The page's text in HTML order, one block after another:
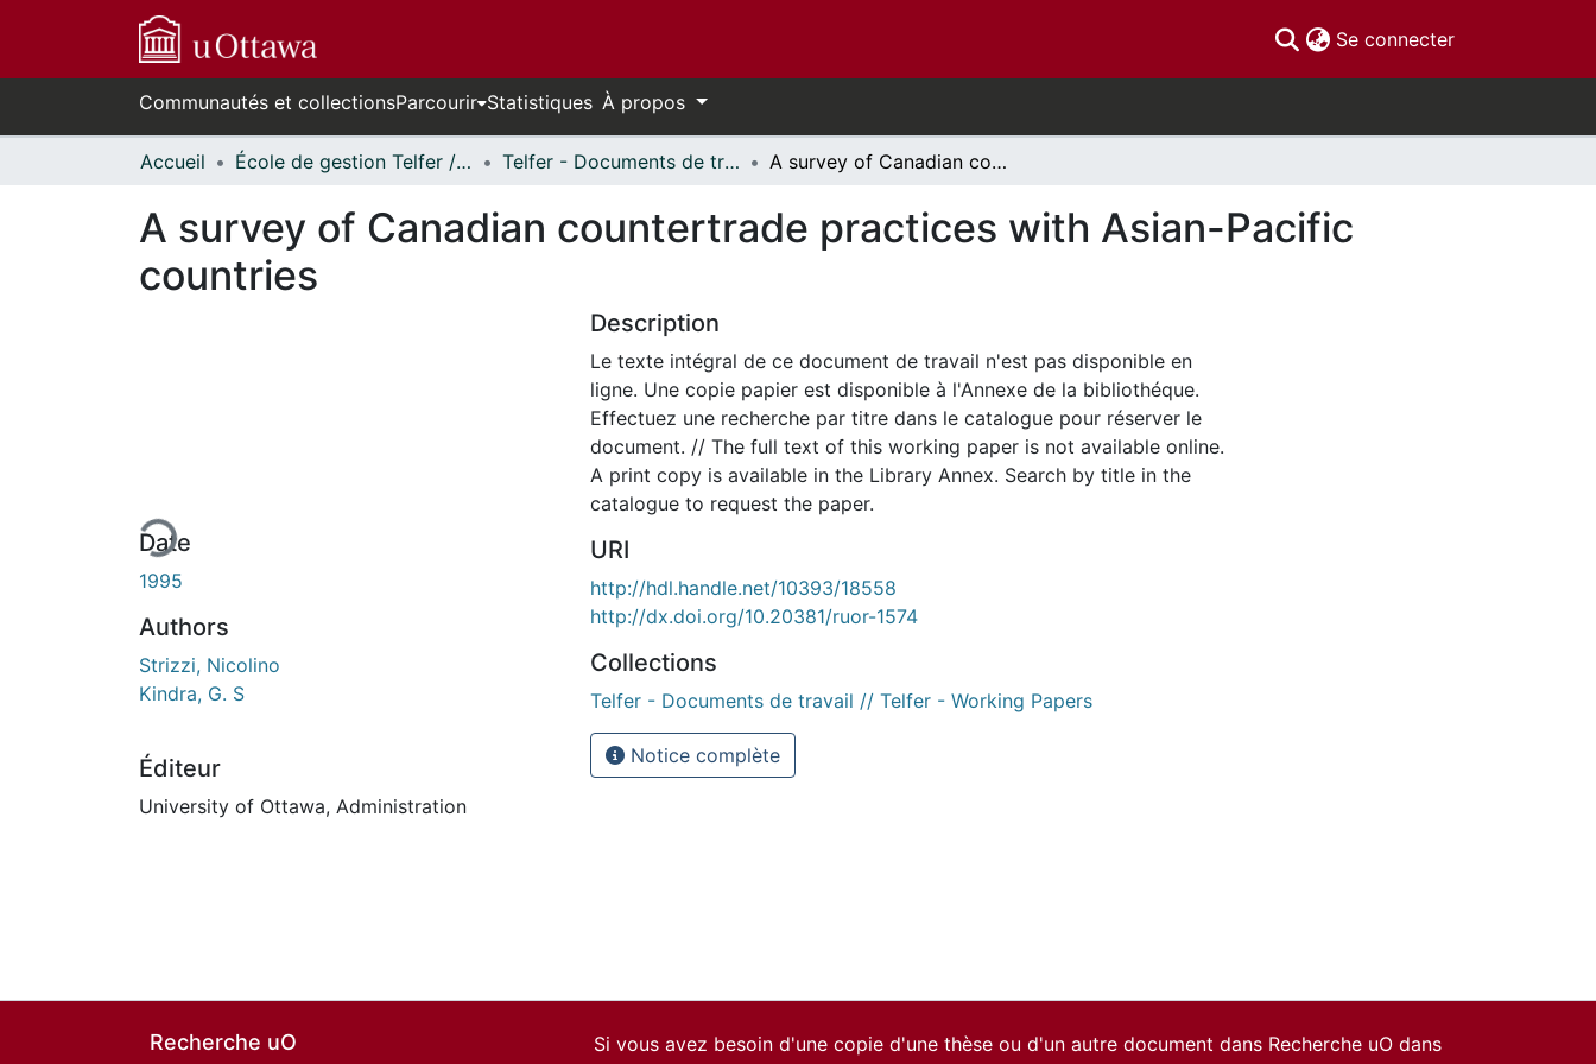
Se connecter(current)
Communautés et collectionsParcourir Statistiques À propos
Accueil École de gestion Telfer // Telfer School of Management Telfer - Documents de travail // Telfer - Working Papers A survey of Canadian countertrade practices with Asian-Pacific countries
A survey of Canadian countertrade practices with Asian-Pacific
countries
Date
1995
Authors
Strizzi, Nicolino
Kindra, G. S
Éditeur
University of Ottawa, Administration
Description
Le texte intégral de ce document de travail n'est pas disponible en
ligne. Une copie papier est disponible à l'Annexe de la bibliothéque.
Effectuez une recherche par titre dans le catalogue pour réserver le
document. // The full text of this working paper is not available online.
A print copy is available in the Library Annex. Search by title in the
catalogue to request the paper.
URI
http://hdl.handle.net/10393/18558
http://dx.doi.org/10.20381/ruor-1574
Collections
Telfer - Documents de travail // Telfer - Working Papers
Notice complète
Recherche uO
Si vous avez besoin d'une copie d'une thèse ou d'un autre document dans Recherche uO dans